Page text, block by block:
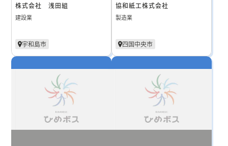
株式会社 浅田組
建設業
宇和島市
協和紙工株式会社
製造業
四国中央市